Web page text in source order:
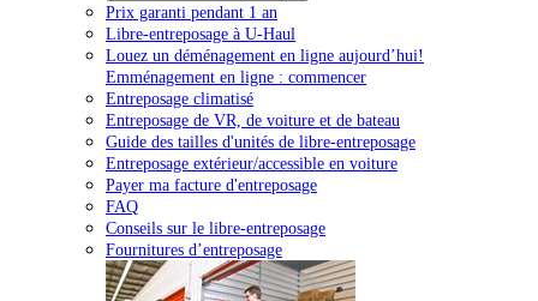
Prix garanti pendant 1 an
Libre-entreposage à U-Haul
Louez un déménagement en ligne aujourd’hui!
Emménagement en ligne : commencer
Entreposage climatisé
Entreposage de VR, de voiture et de bateau
Guide des tailles d'unités de libre-entreposage
Entreposage extérieur/accessible en voiture
Payer ma facture d'entreposage
FAQ
Conseils sur le libre-entreposage
Fournitures d’entreposage